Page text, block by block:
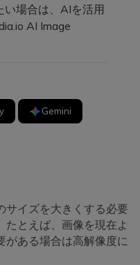
場合は、AIを活用
AI Image
Gemini
サイズを大きくする必要
とえば、画像を現在よ
がある場合は高解像度に